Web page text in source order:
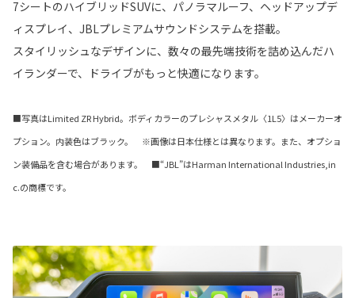
7シートのハイブリッドSUVに、パノラマルーフ、ヘッドアップデ
ィスプレイ、JBLプレミアムサウンドシステムを搭載。
スタイリッシュなデザインに、数々の最先端技術を詰め込んだハ
イランダーで、ドライブがもっと快適になります。
■写真はLimited ZR Hybrid。ボディカラーのプレシャスメタル〈1L5〉はメーカーオ
プション。内装色はブラック。 ※画像は日本仕様とは異なります。また、オプショ
ン装備品を含む場合があります。 ■“JBL”はHarman International Industries,in
c.の商標です。